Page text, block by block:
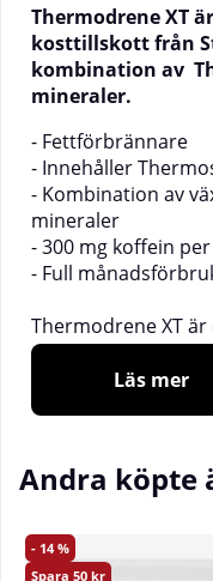
Thermodrene XT
kosttillskott från
kombination av
mineraler.
- Fettförbrännare
- Innehåller
- Kombination av
mineraler
- 300 mg koffein
- Full
Thermodrene XT
produktkategorin
för att skapa
kvalitativt och
mineraler.
Thermodrene XT
Thermostack-XT9.
Läs mer
Andra köpte
14
50